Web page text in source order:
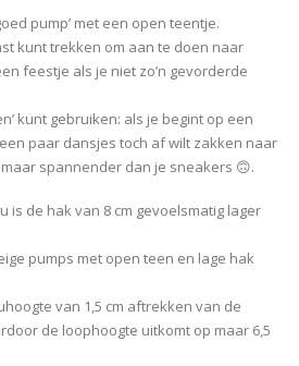
pump’ met een open teentje.
kunt trekken om aan te doen naar
feestje als je niet zo’n gevorderde
kunt gebruiken: als je begint op een
paar dansjes toch af wilt zakken naar
spannender dan je sneakers 🙃.
is de hak van 8 cm gevoelsmatig lager
pumps met open teen en lage hak
van 1,5 cm aftrekken van de
de loophoogte uitkomt op maar 6,5